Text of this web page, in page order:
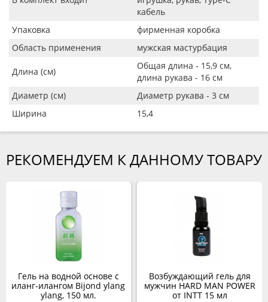
кабель
Упаковка
фирменная коробка
Область применения
мужская мастурбация
Длина (см)
Общая длина - 15,9 см,
длина рукава - 16 см
Диаметр (см)
Диаметр рукава - 3 см
Ширина
15,4
РЕКОМЕНДУЕМ К ДАННОМУ ТОВАРУ
Гель на водной основе с
иланг-илангом Bijond ylang
ylang, 150 мл.
Возбуждающий гель для
мужчин HARD MAN POWER
от INTT 15 мл